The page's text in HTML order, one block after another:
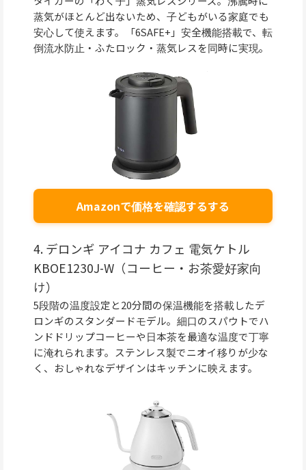
蒸気がほとんど出ないため、子どもがいる家庭でも
安心して使えます。「6SAFE+」安全機能搭載で、転
倒流水防止・ふたロック・蒸気レスを同時に実現。
Amazonで価格を確認するする
4. デロンギ アイコナ カフェ 電気ケトル
KBOE1230J-W（コーヒー・お茶愛好家向
け）
5段階の温度設定と20分間の保温機能を搭載したデ
ロンギのスタンダードモデル。細口のスパウトでハ
ンドドリップコーヒーや日本茶を最適な温度で丁寧
に淹れられます。ステンレス製でニオイ移りが少な
く、おしゃれなデザインはキッチンに映えます。